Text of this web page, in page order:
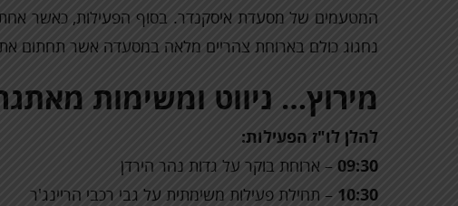
המטעמים של מסעדת איסקנדר. בסוף הפעילות, כאשר
נחגוג כולם בארוחת צהריים מלאה במסעדה אשר תחתום
מירוץ… ניווט ומשימות
להלן לו"ז הפעילות:
09:30 – ארוחת בוקר על גדות נהר הירדן
10:30 – תחילת פעילות משימתית על גבי רכבי הריינג'ר